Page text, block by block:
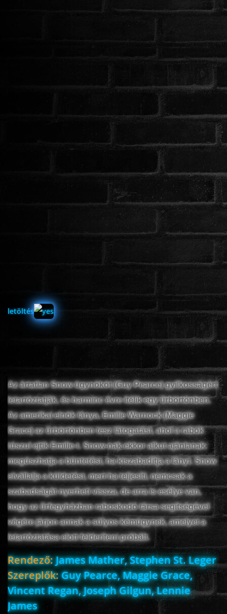
DOKUMENTUMFILMEK
ÉLŐ ADÁSOK (LIVE)
www.onlinefilmvilag2.eu,Copyright © 2017-2026 Az oldal nem tárol
semmilyen jogsértő tartalmat. Minden adat külső forrásból származik |
Frissítve: 2026.07.27|Fel ↑
letöltés
Az ártatlan Snow ügynököt (Guy Pearce) gyilkosságért
letartóztatják, és harminc évre ítélik egy űrbörtönben.
Az amerikai elnök lánya, Emilie Warnock (Maggie
Grace) az űrbörtönben tesz látogatást, ahol a rabok
túszul ejtik Emilie-t. Snow-nak ekkor alkut ajánlanak:
megúszhatja a büntetést, ha kiszabadítja a lányt. Snow
elvállalja a küldetést, mert ha teljesíti, nemcsak a
szabadságát nyerheti vissza, de arra is esélye van,
hogy az űrfegyházban raboskodó társa segítségével
végére járjon annak a súlyos kémügynek, amelyet a
letartóztatása elott felderíteni próbált.
Rendező:James Mather, Stephen St. Leger
Szereplők:Guy Pearce, Maggie Grace,
Vincent Regan, Joseph Gilgun, Lennie
James